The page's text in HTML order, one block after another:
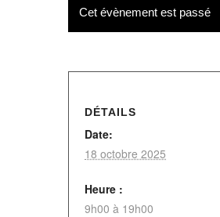
Cet évènement est passé
DÉTAILS
Date:
18 octobre 2025
Heure :
9h00 à 19h00